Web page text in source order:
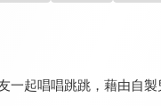
起唱唱跳跳，藉由自